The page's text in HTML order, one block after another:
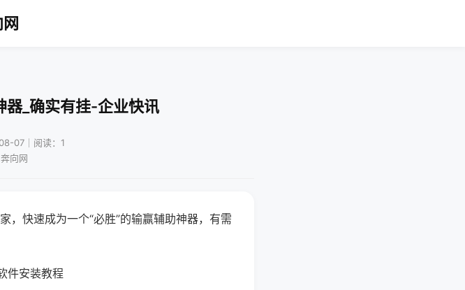
_确实有挂-企业快讯
07｜阅读：1
向网
，快速成为一个“必胜”的输赢辅助神器，有需
件安装教程